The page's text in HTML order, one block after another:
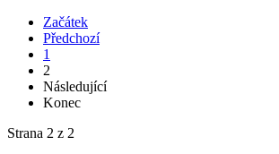
Začátek
Předchozí
1
2
Následující
Konec
Strana 2 z 2